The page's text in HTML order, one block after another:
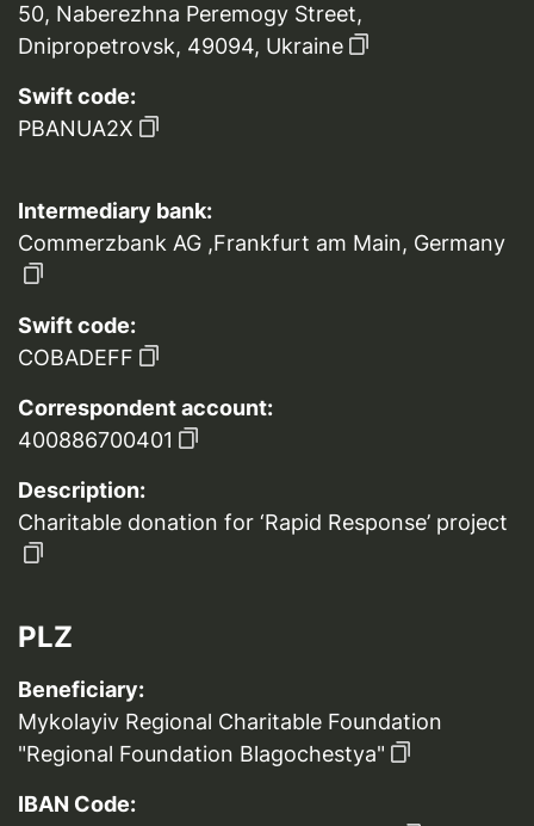
50, Naberezhna Peremogy Street,
Dnipropetrovsk, 49094, Ukraine
Swift code:
PBANUA2X
Intermediary bank:
Commerzbank AG ,Frankfurt am Main, Germany
Swift code:
COBADEFF
Correspondent account:
400886700401
Description:
Charitable donation for ‘Rapid Response’ project
PLZ
Beneficiary:
Mykolayiv Regional Charitable Foundation
"Regional Foundation Blagochestya"
IBAN Code: